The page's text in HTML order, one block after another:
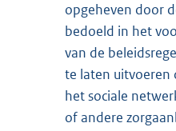
opgeheven door
bedoeld in het
van de
te laten uitvoeren
het sociale
of andere